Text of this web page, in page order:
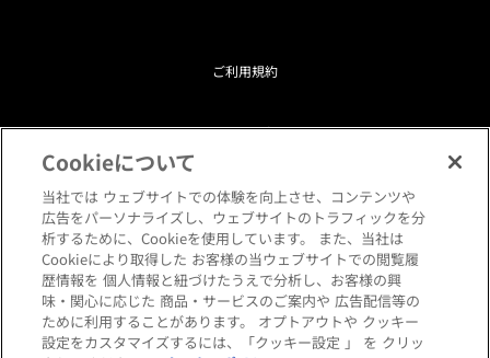
ご利用規約
プライバシーポリシー
クッキーポリシー
閲覧環境について
サイトマップ
Cookieについて
当社では ウェブサイトでの体験を向上させ、コンテンツや
広告をパーソナライズし、ウェブサイトのトラフィックを分
析するために、Cookieを使用しています。 また、当社は
Cookieにより取得した お客様の当ウェブサイトでの閲覧履
歴情報を 個人情報と紐づけたうえで分析し、お客様の興
味・関心に応じた 商品・サービスのご案内や 広告配信等の
ために利用することがあります。 オプトアウトや クッキー
設定をカスタマイズするには、「クッキー設定 」 を クリッ